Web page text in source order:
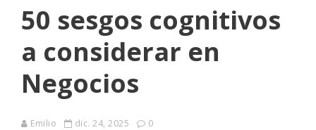
50 sesgos cognitivos
a considerar en
Negocios
Emilio dic. 24, 2025 0